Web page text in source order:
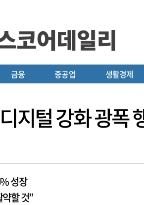
금융 중공업 생활경제
지털 강화 광
성장
할 것”